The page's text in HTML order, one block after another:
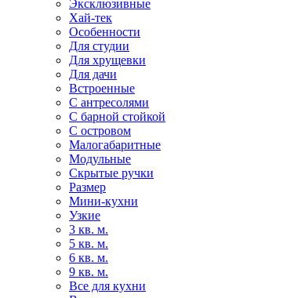
Эксклюзивные
Хай-тек
Особенности
Для студии
Для хрущевки
Для дачи
Встроенные
С антресолями
С барной стойкой
С островом
Малогабаритные
Модульные
Скрытые ручки
Размер
Мини-кухни
Узкие
3 кв. м.
5 кв. м.
6 кв. м.
9 кв. м.
Все для кухни